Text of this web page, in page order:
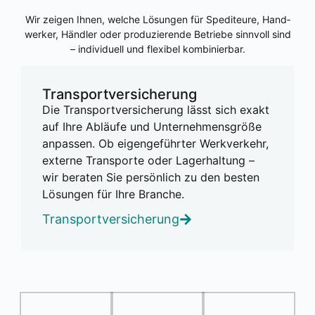
Wir zei­gen Ihnen, wel­che Lösun­gen für Spe­di­teu­re, Hand­
wer­ker, Händ­ler oder pro­du­zie­ren­de Betrie­be sinn­voll sind
– indi­vi­du­ell und fle­xi­bel kom­bi­nier­bar.
Trans­port­ver­si­che­rung
Die Trans­port­ver­si­che­rung lässt sich exakt
auf Ihre Abläu­fe und Unter­neh­mens­grö­ße
anpas­sen. Ob eigen­ge­führ­ter Werk­ver­kehr,
exter­ne Trans­por­te oder Lager­hal­tung –
wir bera­ten Sie per­sön­lich zu den bes­ten
Lösun­gen für Ihre Bran­che.
Trans­port­ver­si­che­rung